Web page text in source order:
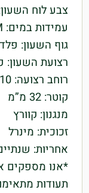
צבע לוח
עמידות במים: 3ATM
גוף השעון:
רצועת
רוחב רצועה: 10 מ"מ
קוטר: 32 מ”מ
מנגנון: קוורץ
זכוכית: מינרל
אחריות:
*אנו מספקים
תעודות